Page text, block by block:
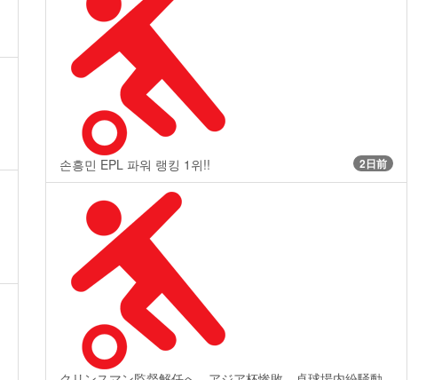
손흥민 EPL 파워 랭킹 1위!! 2日前